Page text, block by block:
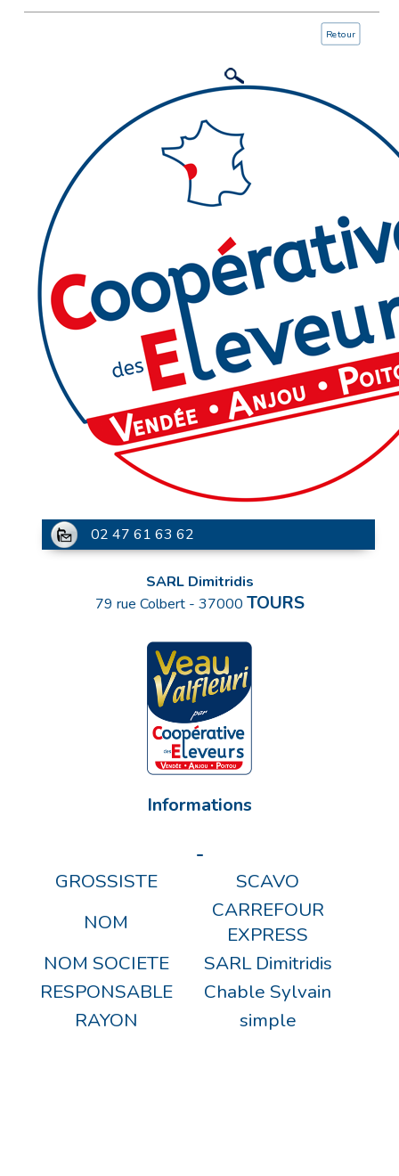
Retour
02 47 61 63 62
SARL Dimitridis
79 rue Colbert- 37000 TOURS
Informations
-
GROSSISTE
SCAVO
NOM
CARREFOUR
EXPRESS
NOM SOCIETE
SARL Dimitridis
RESPONSABLE
Chable Sylvain
RAYON
simple